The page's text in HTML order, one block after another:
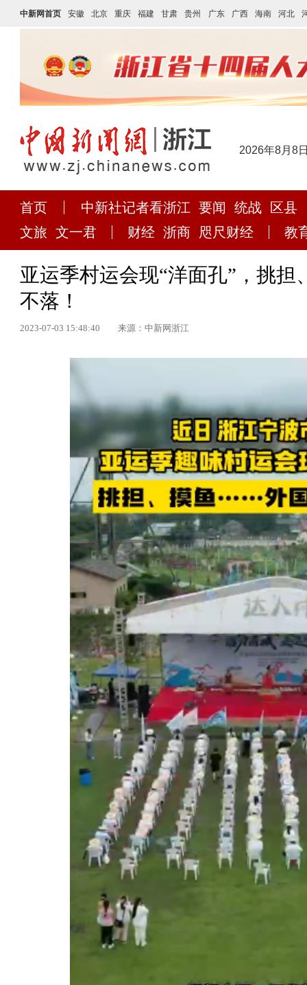
中新网首页 安徽 北京 重庆 福建 甘肃 贵州 广东 广西 海南 河北
2026年8月8
首页 中新社记者看浙江 要闻 统战
区县
文旅 文一君 财经 浙商 咫尺财经 教
亚运季村运会现“洋面孔”，挑
不落！
2023-07-03 15:48:40 来源：中新网浙江